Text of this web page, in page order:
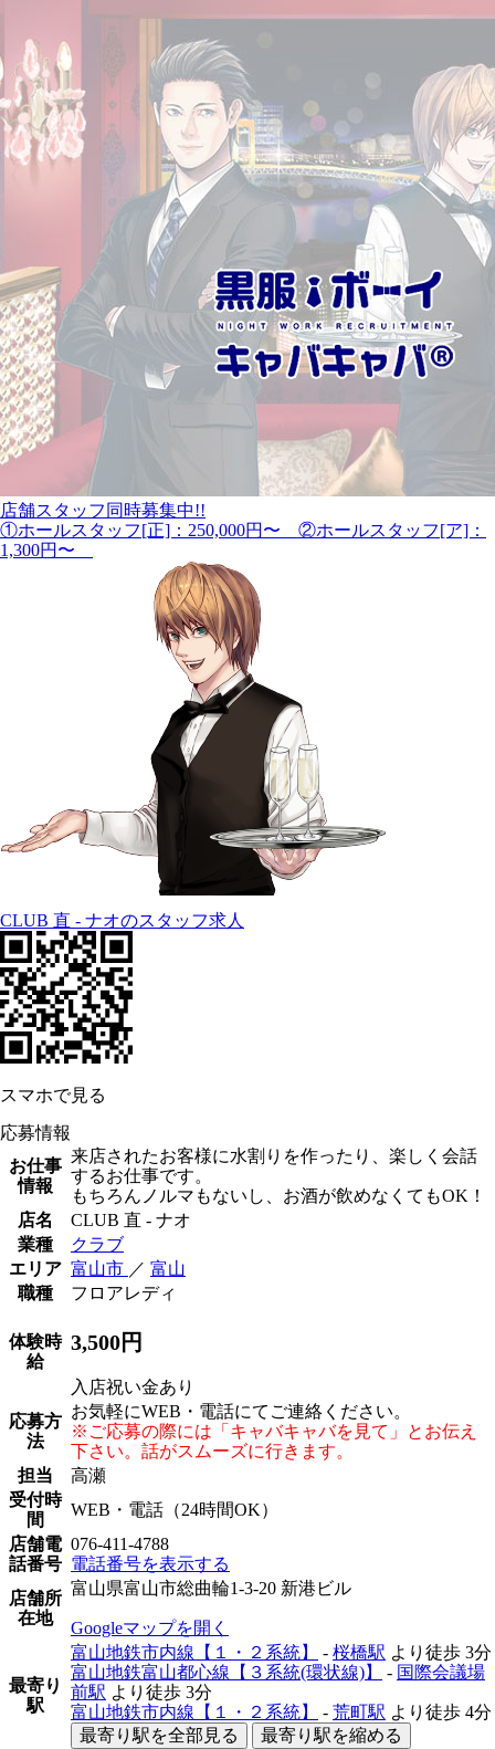
店舗スタッフ同時募集中!!
①ホールスタッフ[正]：250,000円〜 ②ホールスタッフ[ア]：
1,300円〜
CLUB 直 - ナオのスタッフ求人
スマホで見る
応募情報
お仕事
情報
来店されたお客様に水割りを作ったり、楽しく会話
するお仕事です。
もちろんノルマもないし、お酒が飲めなくてもOK！
店名
CLUB 直 - ナオ
業種
クラブ
エリア 富山市 ／ 富山
職種
フロアレディ
体験時
給
3,500円
入店祝い金あり
応募方
法
お気軽にWEB・電話にてご連絡ください。
※ご応募の際には「キャバキャバを見て」とお伝え
下さい。話がスムーズに行きます。
担当
高瀬
受付時
間
WEB・電話（24時間OK）
店舗電
話番号
076-411-4788
電話番号を表示する
店舗所
在地
富山県富山市総曲輪1-3-20 新港ビル
Googleマップを開く
最寄り
駅
富山地鉄市内線【１・２系統】 - 桜橋駅 より徒歩 3分
富山地鉄富山都心線【３系統(環状線)】
- 国際会議場
前駅 より徒歩 3分
富山地鉄市内線【１・２系統】
- 荒町駅 より徒歩 4分
最寄り駅を全部見る
最寄り駅を縮める